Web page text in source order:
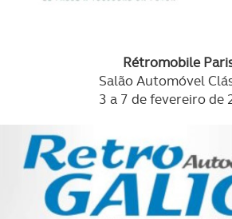
Rétromobile
Salão Automóvel
3 a 7 de fevereiro de